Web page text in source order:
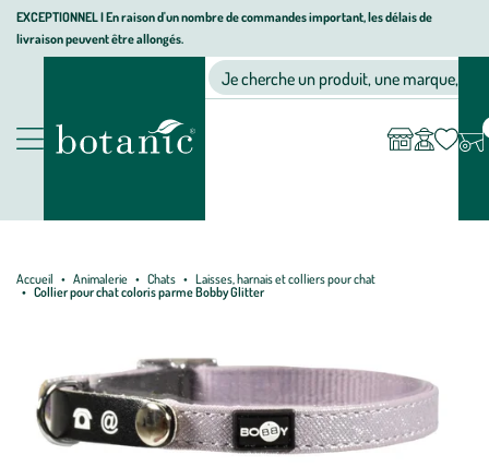
Aller
Aller
au
Aller
au
page
EXCEPTIONNEL I En raison d'un nombre de commandes important, les délais de
livraison peuvent être allongés.
Nos produits
Jardinerie écologique, animalerie, décoration, alimentation bio
Je cherche un produit, une marque, un
compte
Accueil Animalerie Chats
Laisses, harnais et colliers pour chat
Collier pour chat coloris parme Bobby Glitter